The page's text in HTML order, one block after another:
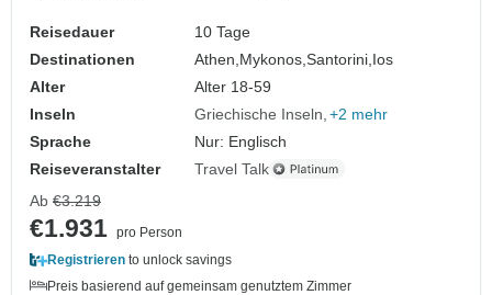
Reisedauer
10 Tage
Destinationen
Athen, Mykonos,Santorini, Ios
Alter
Alter 18-59
Inseln
Griechische Inseln +2 mehr
Sprache
Nur: Englisch
Reiseveranstalter
Travel Talk
Ab €3.219
€1.931 pro Person
Registrieren to unlock savings
Preis basierend auf gemeinsam genutztem Zimmer